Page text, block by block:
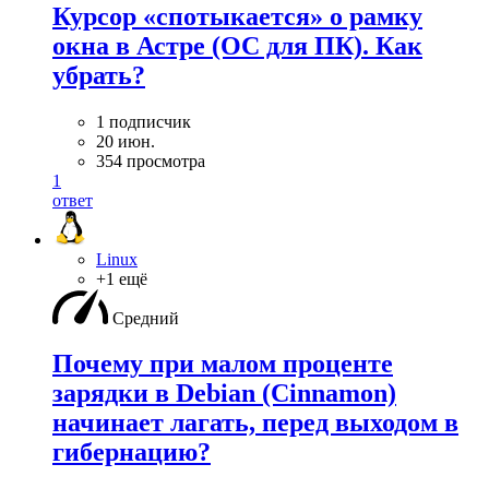
Курсор «спотыкается» о рамку
окна в Астре (ОС для ПК). Как
убрать?
1 подписчик
20 июн.
354 просмотра
1
ответ
Linux
+1 ещё
Средний
Почему при малом проценте
зарядки в Debian (Cinnamon)
начинает лагать, перед выходом в
гибернацию?